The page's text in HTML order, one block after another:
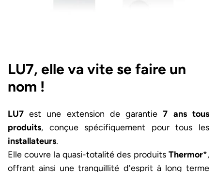
LU7, elle va vite se faire un
nom !
LU7 est une extension de garantie7 ans tous
produits, conçue spécifiquement pour tous les
installateurs.
Elle couvre la quasi-totalité des produits Thermor*,
offrant ainsi une tranquillité d'esprit à long terme